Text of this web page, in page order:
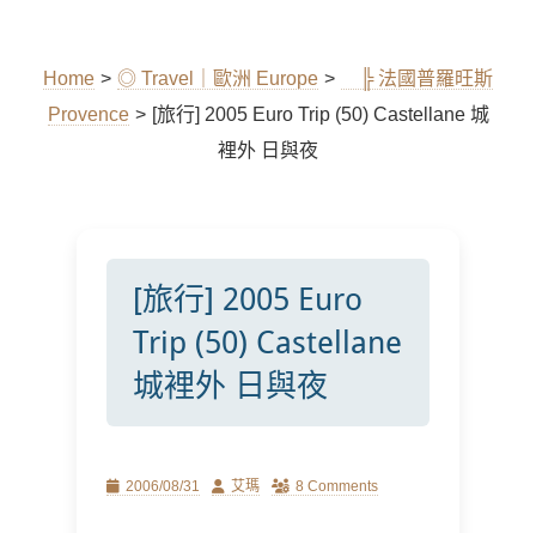
Home > ◎ Travel｜歐洲 Europe >
╠ 法國普羅旺斯
Provence > [旅行] 2005 Euro Trip (50) Castellane 城
裡外 日與夜
[旅行] 2005 Euro
Trip (50) Castellane
城裡外 日與夜
Posted
2006/08/31 Author
艾瑪 8 Comments